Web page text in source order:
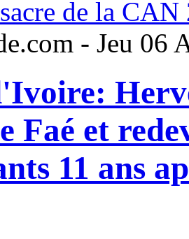
- Jeu 06
Faé et
11 ans